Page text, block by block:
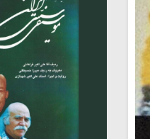
میکلوش روژا